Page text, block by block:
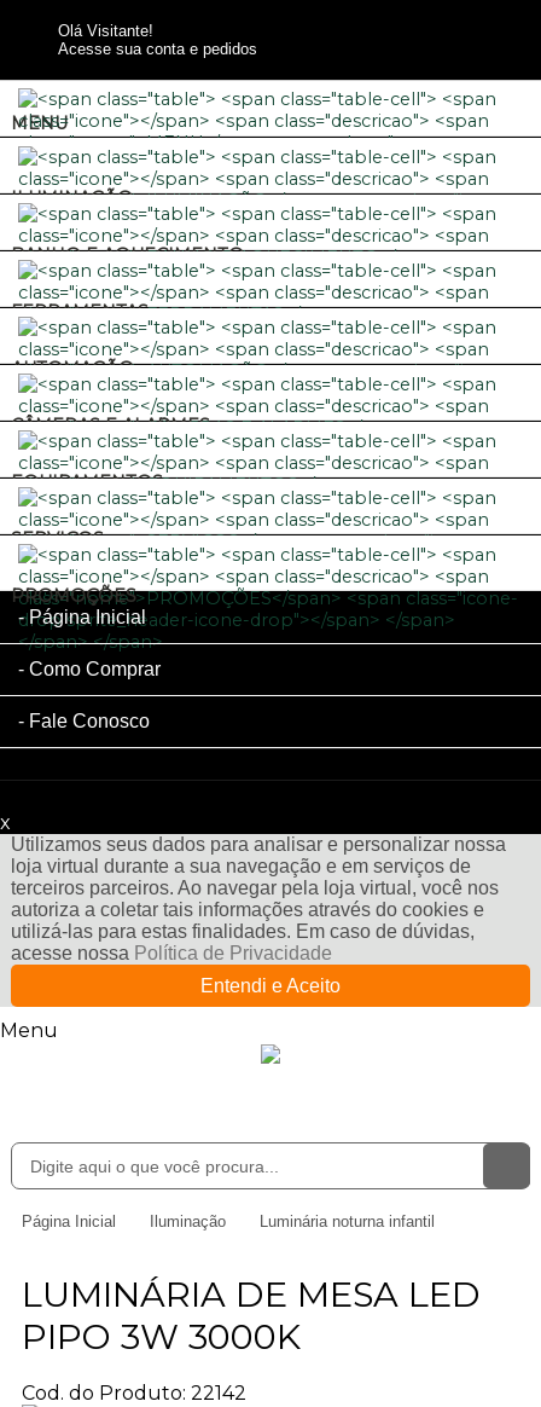
Olá Visitante!
Acesse sua conta e pedidos
MENU
ILUMINAÇÃO
BANHO E AQUECIMENTO
FERRAMENTAS
AUTOMAÇÃO
CÂMERAS E ALARMES
EQUIPAMENTOS
SERVIÇOS
PROMOÇÕES
Página Inicial
Como Comprar
Fale Conosco
x
Utilizamos seus dados para analisar e personalizar nossa
loja virtual durante a sua navegação e em serviços de
terceiros parceiros. Ao navegar pela loja virtual, você nos
autoriza a coletar tais informações através do cookies e
utilizá-las para estas finalidades. Em caso de dúvidas,
acesse nossa Política de Privacidade
Entendi e Aceito
Menu
Página Inicial Iluminação Luminária noturna infantil
LUMINÁRIA DE MESA LED
PIPO 3W 3000K
Cod. do Produto: 22142